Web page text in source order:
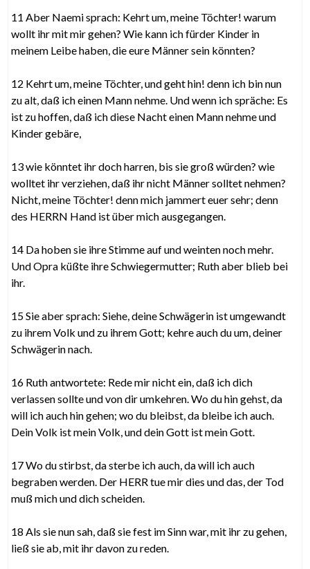
11 Aber Naemi sprach: Kehrt um, meine Töchter! warum
wollt ihr mit mir gehen? Wie kann ich fürder Kinder in
meinem Leibe haben, die eure Männer sein könnten?
12 Kehrt um, meine Töchter, und geht hin! denn ich bin nun
zu alt, daß ich einen Mann nehme. Und wenn ich spräche: Es
ist zu hoffen, daß ich diese Nacht einen Mann nehme und
Kinder gebäre,
13 wie könntet ihr doch harren, bis sie groß würden? wie
wolltet ihr verziehen, daß ihr nicht Männer solltet nehmen?
Nicht, meine Töchter! denn mich jammert euer sehr; denn
des HERRN Hand ist über mich ausgegangen.
14 Da hoben sie ihre Stimme auf und weinten noch mehr.
Und Opra küßte ihre Schwiegermutter; Ruth aber blieb bei
ihr.
15 Sie aber sprach: Siehe, deine Schwägerin ist umgewandt
zu ihrem Volk und zu ihrem Gott; kehre auch du um, deiner
Schwägerin nach.
16 Ruth antwortete: Rede mir nicht ein, daß ich dich
verlassen sollte und von dir umkehren. Wo du hin gehst, da
will ich auch hin gehen; wo du bleibst, da bleibe ich auch.
Dein Volk ist mein Volk, und dein Gott ist mein Gott.
17 Wo du stirbst, da sterbe ich auch, da will ich auch
begraben werden. Der HERR tue mir dies und das, der Tod
muß mich und dich scheiden.
18 Als sie nun sah, daß sie fest im Sinn war, mit ihr zu gehen,
ließ sie ab, mit ihr davon zu reden.